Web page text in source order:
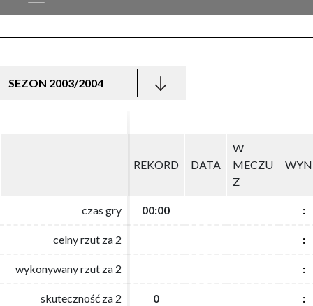
SEZON 2003/2004
REKORD DATA
W
MECZU
Z
czas gry 00:00 :
celny rzut za 2 :
wykonywany rzut za 2 :
skuteczność za 2 0 :
REKORD DATA
W
MECZU
Z
czas gry 00:00 :
celny rzut za 2 :
wykonywany rzut za 2 :
skuteczność za 2 0 :